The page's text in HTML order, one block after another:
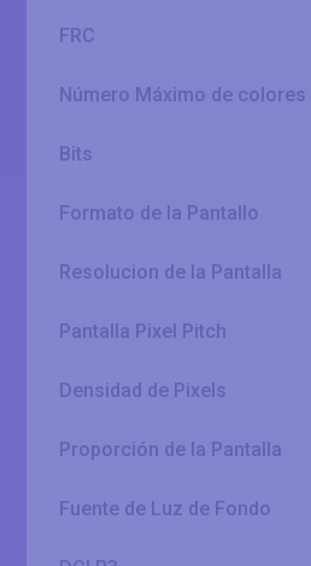
FRC
Número Máximo de colores
Bits
Formato de la Pantallo
Resolucion de la Pantalla
Pantalla Pixel Pitch
Densidad de Pixels
Proporción de la Pantalla
Fuente de Luz de Fondo